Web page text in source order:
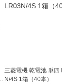
三菱電機 乾電池 単四
N/4S 1箱（40本）